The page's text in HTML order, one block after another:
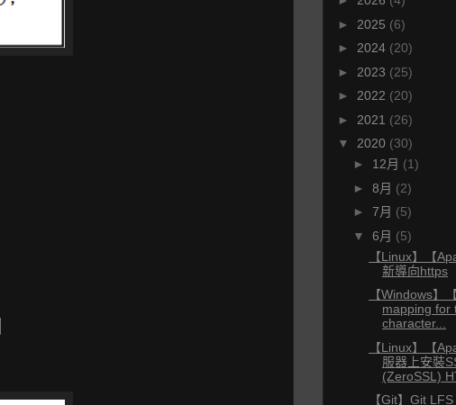
► 2025 (6)
► 2024 (20)
► 2023 (25)
► 2022 (20)
► 2021 (26)
▼ 2020 (30)
► 12月 (1)
► 8月 (2)
► 7月 (5)
▼ 6月 (5)
【Linux】【
新導向https
【Windows】
mapping for
character...
【Linux】【
服器上安裝
(ZeroSSL)
【Git】Git